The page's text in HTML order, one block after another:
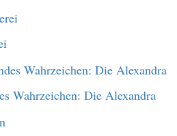
Wahrzeichen: Die Alexandra